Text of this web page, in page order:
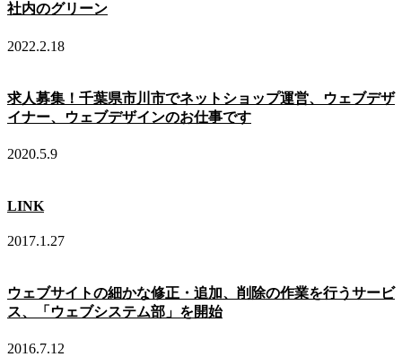
社内のグリーン
2022.2.18
求人募集！千葉県市川市でネットショップ運営、ウェブデザ
イナー、ウェブデザインのお仕事です
2020.5.9
LINK
2017.1.27
ウェブサイトの細かな修正・追加、削除の作業を行うサービ
ス、「ウェブシステム部」を開始
2016.7.12